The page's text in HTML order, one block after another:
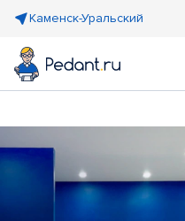
Каменск-Уральский